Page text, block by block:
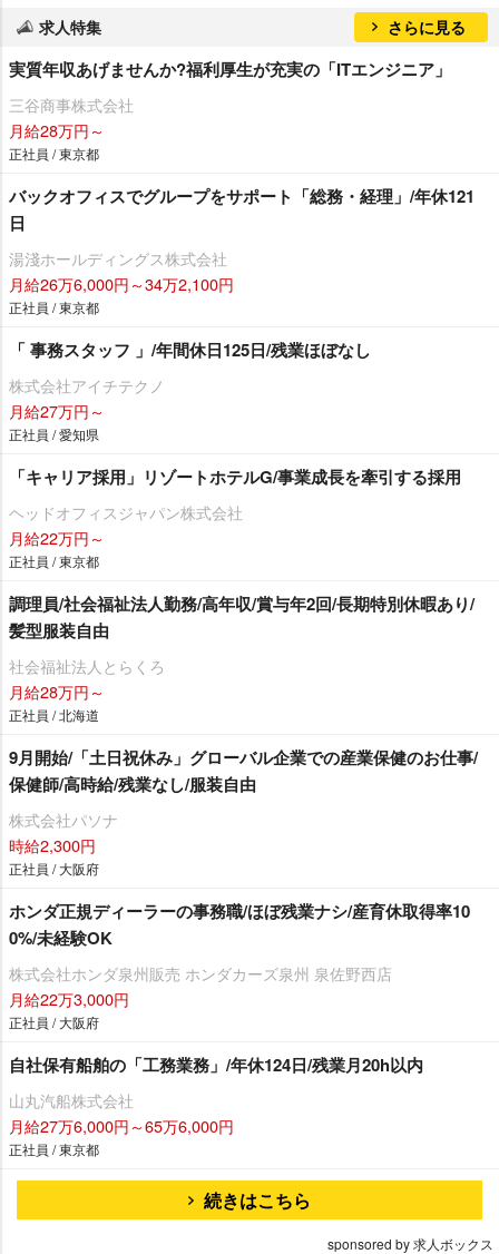
求人特集 さらに見る
実質年収あげませんか?福利厚生が充実の「ITエンジニア」
三谷商事株式会社
月給28万円～
正社員 / 東京都
バックオフィスでグループをサポート「総務・経理」/年休121
日
湯淺ホールディングス株式会社
月給26万6,000円～34万2,100円
正社員 / 東京都
「 事務スタッフ 」/年間休日125日/残業ほぼなし
株式会社アイチテクノ
月給27万円～
正社員 / 愛知県
「キャリア採用」リゾートホテルG/事業成長を牽引する採用
ヘッドオフィスジャパン株式会社
月給22万円～
正社員 / 東京都
調理員/社会福祉法人勤務/高年収/賞与年2回/長期特別休暇あり/
髪型服装自由
社会福祉法人とらくろ
月給28万円～
正社員 / 北海道
9月開始/「土日祝休み」グローバル企業での産業保健のお仕事/
保健師/高時給/残業なし/服装自由
株式会社パソナ
時給2,300円
正社員 / 大阪府
ホンダ正規ディーラーの事務職/ほぼ残業ナシ/産育休取得率10
0%/未経験OK
株式会社ホンダ泉州販売 ホンダカーズ泉州 泉佐野西店
月給22万3,000円
正社員 / 大阪府
自社保有船舶の「工務業務」/年休124日/残業月20h以内
山丸汽船株式会社
月給27万6,000円～65万6,000円
正社員 / 東京都
続きはこちら
sponsored by 求人ボックス